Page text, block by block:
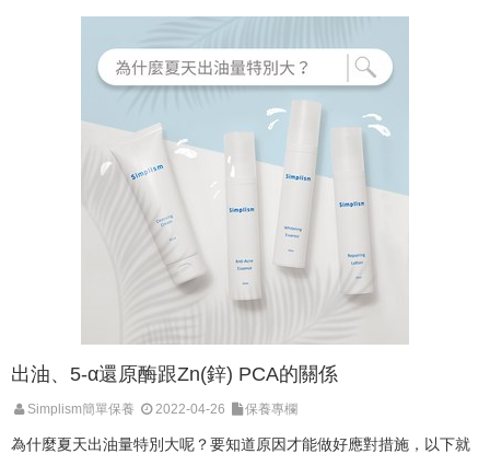
出油、5-α還原酶跟Zn(鋅) PCA的關係
Simplism簡單保養 2022-04-26 保養專欄
為什麼夏天出油量特別大呢？要知道原因才能做好應對措施，以下就